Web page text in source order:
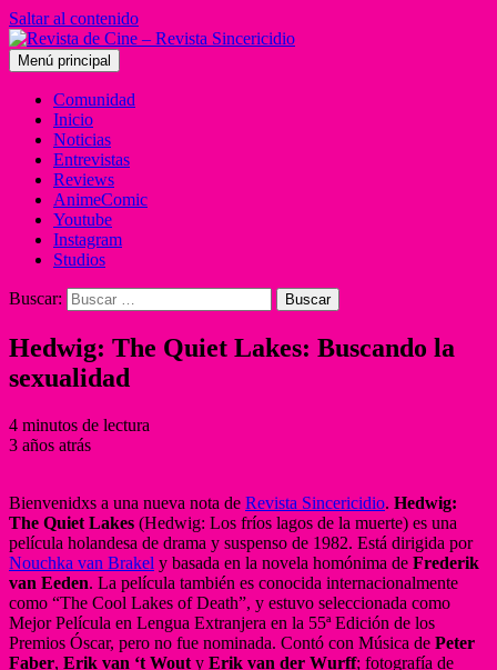
Saltar al contenido
Menú principal
Comunidad
Inicio
Noticias
Entrevistas
Reviews
AnimeComic
Youtube
Instagram
Studios
Buscar:
Hedwig: The Quiet Lakes: Buscando la
sexualidad
4 minutos de lectura
3 años atrás
Bienvenidxs a una nueva nota de Revista Sincericidio. Hedwig:
The Quiet Lakes (Hedwig: Los fríos lagos de la muerte) es una
película holandesa de drama y suspenso de 1982. Está dirigida por
Nouchka van Brakel y basada en la novela homónima de Frederik
van Eeden. La película también es conocida internacionalmente
como “The Cool Lakes of Death”, y estuvo seleccionada como
Mejor Película en Lengua Extranjera en la 55ª Edición de los
Premios Óscar, pero no fue nominada. Contó con Música de Peter
Faber, Erik van ‘t Wout y Erik van der Wurff; fotografía de